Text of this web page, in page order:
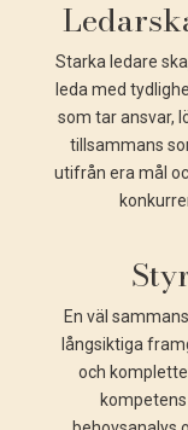
Starka ledare
leda med
som tar ansvar,
tillsammans
utifrån era mål
En väl
långsiktiga
och